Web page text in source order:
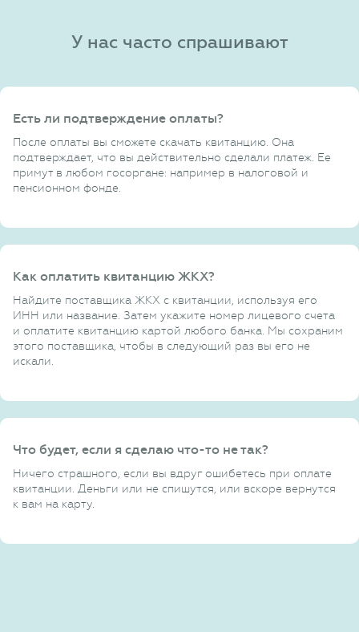
У нас часто спрашивают
Есть ли подтверждение оплаты?
После оплаты вы сможете скачать квитанцию. Она
подтверждает, что вы действительно сделали платеж. Ее
примут в любом госоргане: например в налоговой и
пенсионном фонде.
Как оплатить квитанцию ЖКХ?
Найдите поставщика ЖКХ с квитанции, используя его
ИНН или название. Затем укажите номер лицевого счета
и оплатите квитанцию картой любого банка. Мы сохраним
этого поставщика, чтобы в следующий раз вы его не
искали.
Что будет, если я сделаю что-то не так?
Ничего страшного, если вы вдруг ошибетесь при оплате
квитанции. Деньги или не спишутся, или вскоре вернутся
к вам на карту.